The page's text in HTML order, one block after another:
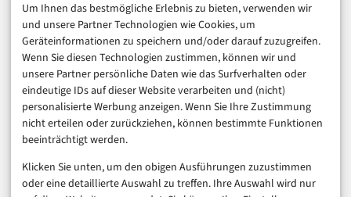
Um Ihnen das bestmögliche Erlebnis zu bieten, verwenden wir
und unsere Partner Technologien wie Cookies, um
Geräteinformationen zu speichern und/oder darauf zuzugreifen.
Wenn Sie diesen Technologien zustimmen, können wir und
unsere Partner persönliche Daten wie das Surfverhalten oder
eindeutige IDs auf dieser Website verarbeiten und (nicht)
personalisierte Werbung anzeigen. Wenn Sie Ihre Zustimmung
nicht erteilen oder zurückziehen, können bestimmte Funktionen
beeinträchtigt werden.
Klicken Sie unten, um den obigen Ausführungen zuzustimmen
oder eine detaillierte Auswahl zu treffen. Ihre Auswahl wird nur
Consumer & Digital Life
Marketing
Finanzen & FinTech
Business & Karriere
Sicherheit & Recht
Digitalisierung
Marketing
Magazin